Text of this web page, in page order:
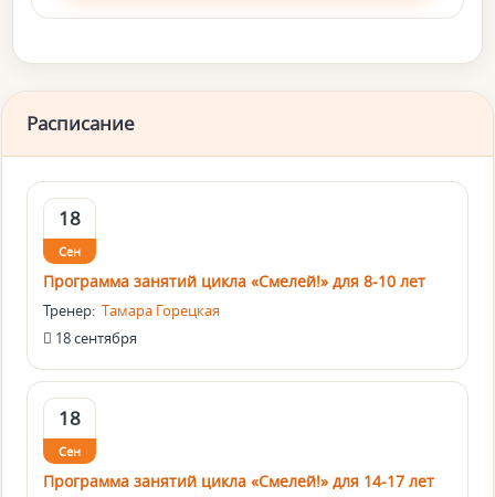
Расписание
18
Сен
Программа занятий цикла «Смелей!» для 8-10 лет
Тренер: Тамара Горецкая
18 сентября
18
Сен
Программа занятий цикла «Смелей!» для 14-17 лет